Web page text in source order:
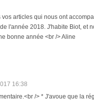
articles qui nous ont
l'année 2018. J'habite Biot, et
bonne année <br /> Aline
16:38
/> * J'avoue que la